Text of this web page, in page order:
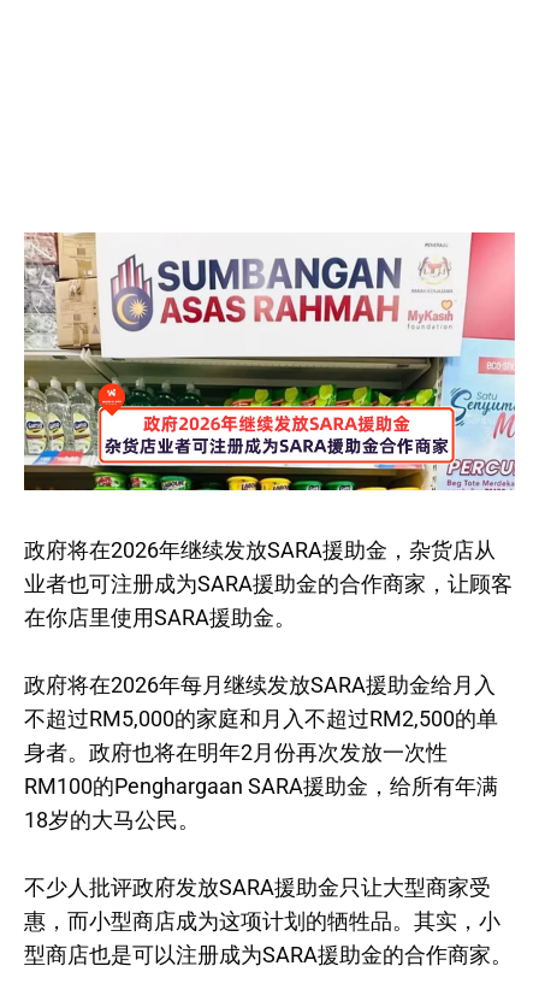
政府将在2026年继续发放SARA援助金，杂货店从
业者也可注册成为SARA援助金的合作商家，让顾客
在你店里使用SARA援助金。
政府将在2026年每月继续发放SARA援助金给月入
不超过RM5,000的家庭和月入不超过RM2,500的单
身者。政府也将在明年2月份再次发放一次性
RM100的Penghargaan SARA援助金，给所有年满
18岁的大马公民。
不少人批评政府发放SARA援助金只让大型商家受
惠，而小型商店成为这项计划的牺牲品。其实，小
型商店也是可以注册成为SARA援助金的合作商家。